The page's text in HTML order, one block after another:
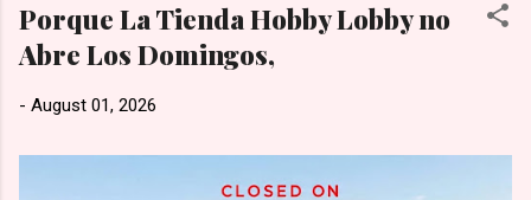
ORACIONES PARA LOS DIFUNTOS
Porque La Tienda Hobby Lobby no
Abre Los Domingos,
- August 01, 2026